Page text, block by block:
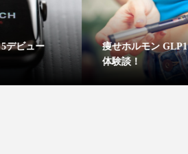
痩せホルモン GLP1ダイエットの
体験談！